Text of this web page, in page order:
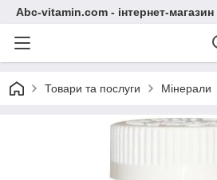
Abc-vitamin.com - інтернет-
Товари та послуги Мінерали